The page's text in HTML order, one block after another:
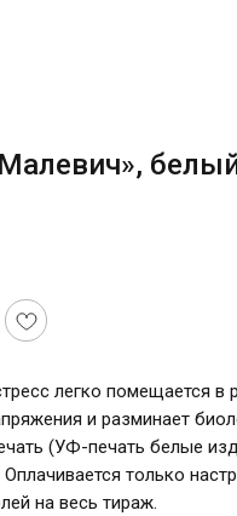
легко помещается в
и разминает
(УФ-печать белые
только
на весь тираж.